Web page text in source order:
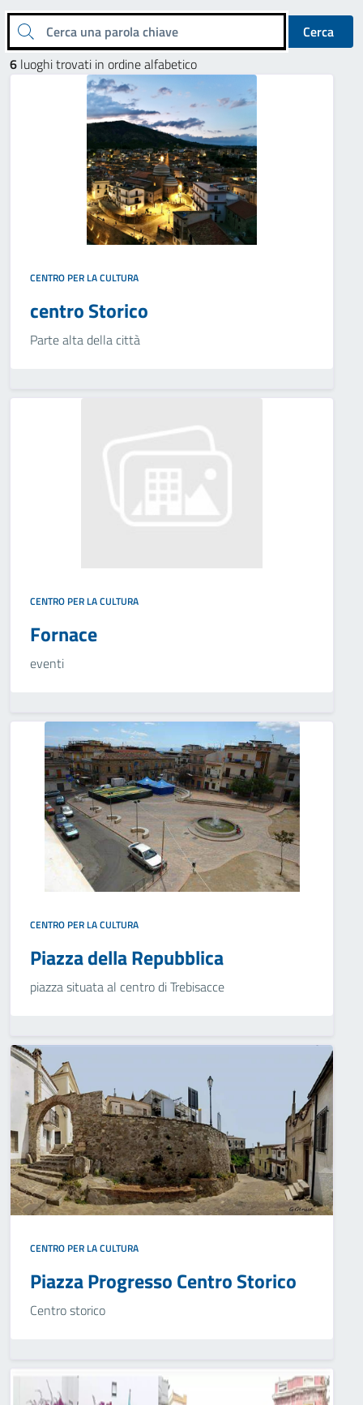
Cerca una parola chiave
Cerca
6 luoghi trovati in ordine alfabetico
CENTRO PER LA CULTURA
centro Storico
Parte alta della città
CENTRO PER LA CULTURA
Fornace
eventi
CENTRO PER LA CULTURA
Piazza della Repubblica
piazza situata al centro di Trebisacce
CENTRO PER LA CULTURA
Piazza Progresso Centro Storico
Centro storico